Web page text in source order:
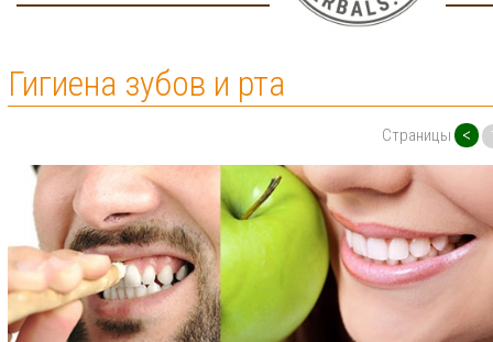
Гигиена зубов и рта
Страницы <